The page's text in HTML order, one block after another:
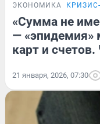
ЭКОНОМИКА
«Сумма не
— «эпидемия»
карт и
21 января, 2026, 07:30